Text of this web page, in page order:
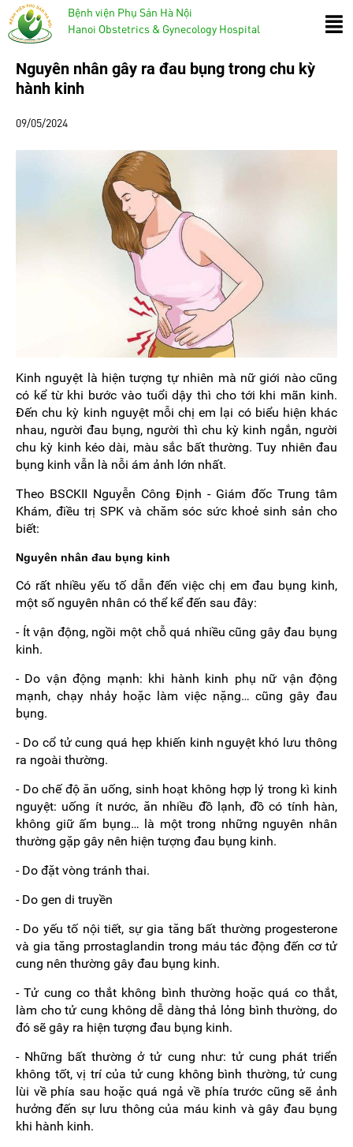
Bệnh viện Phụ Sản Hà Nội
Hanoi Obstetrics & Gynecology Hospital
Nguyên nhân gây ra đau bụng trong chu kỳ
hành kinh
09/05/2024
Kinh nguyệt là hiện tượng tự nhiên mà nữ giới nào cũng
có kể từ khi bước vào tuổi dậy thì cho tới khi mãn kinh.
Đến chu kỳ kinh nguyệt mỗi chị em lại có biểu hiện khác
nhau, người đau bụng, người thì chu kỳ kinh ngắn, người
chu kỳ kinh kéo dài, màu sắc bất thường. Tuy nhiên đau
bụng kinh vẫn là nỗi ám ảnh lớn nhất.
Theo BSCKII Nguyễn Công Định - Giám đốc Trung tâm
Khám, điều trị SPK và chăm sóc sức khoẻ sinh sản cho
biết:
Nguyên nhân đau bụng kinh
Có rất nhiều yếu tố dẫn đến việc chị em đau bụng kinh,
một số nguyên nhân có thể kể đến sau đây:
- Ít vận động, ngồi một chỗ quá nhiều cũng gây đau bụng
kinh.
- Do vận động mạnh: khi hành kinh phụ nữ vận động
mạnh, chạy nhảy hoặc làm việc nặng… cũng gây đau
bụng.
- Do cổ tử cung quá hẹp khiến kinh nguyệt khó lưu thông
ra ngoài thường.
- Do chế độ ăn uống, sinh hoạt không hợp lý trong kì kinh
nguyệt: uống ít nước, ăn nhiều đồ lạnh, đồ có tính hàn,
không giữ ấm bụng… là một trong những nguyên nhân
thường gặp gây nên hiện tượng đau bụng kinh.
- Do đặt vòng tránh thai.
- Do gen di truyền
- Do yếu tố nội tiết, sự gia tăng bất thường progesterone
và gia tăng prrostaglandin trong máu tác động đến cơ tử
cung nên thường gây đau bụng kinh.
- Tử cung co thắt không bình thường hoặc quá co thắt,
làm cho tử cung không dễ dàng thả lỏng bình thường, do
đó sẽ gây ra hiện tượng đau bụng kinh.
- Những bất thường ở tử cung như: tử cung phát triển
không tốt, vị trí của tử cung không bình thường, tử cung
lùi về phía sau hoặc quá ngả về phía trước cũng sẽ ảnh
hưởng đến sự lưu thông của máu kinh và gây đau bụng
khi hành kinh.